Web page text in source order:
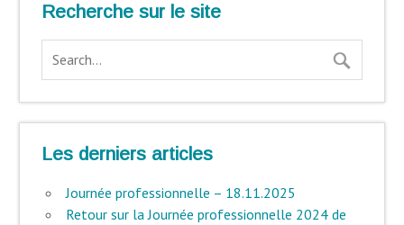
Recherche sur le site
Les derniers articles
Journée professionnelle – 18.11.2025
Retour sur la Journée professionnelle 2024 de